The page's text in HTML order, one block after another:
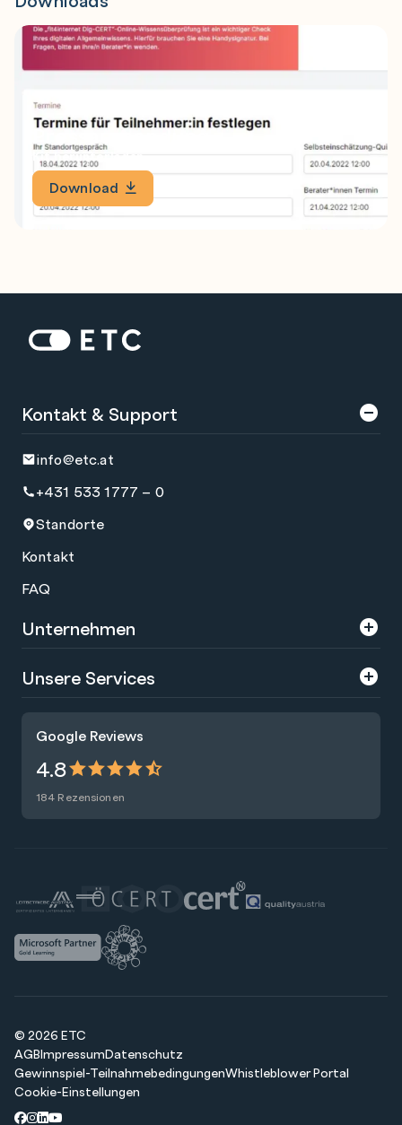
Pressaussendung
Kit herunterladen
Download
Startseite: ETC
Google Reviews
4.8
184 Rezensionen
Kontakt & Support
info@etc.at
+431 533 1777 – 0
Standorte
Kontakt
FAQ
Unternehmen
Über uns
Presse
Nachhaltigkeit
Blog
Unsere Services
Zertifizierungen
Raummiete
© 2026 ETC
AGBImpressumDatenschutz
Gewinnspiel-TeilnahmebedingungenWhistleblower Portal
Cookie-Einstellungen